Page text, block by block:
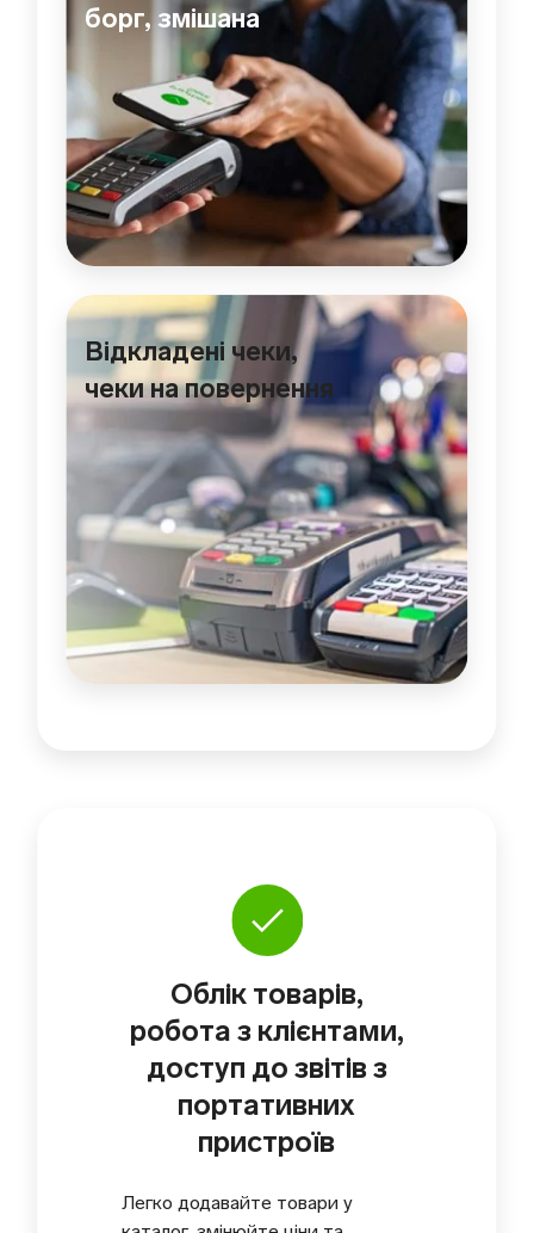
борг, змішана
Відкладені чеки,
чеки на повернення
Облік товарів,
робота з клієнтами,
доступ до звітів з
портативних
пристроїв
Легко додавайте товари у